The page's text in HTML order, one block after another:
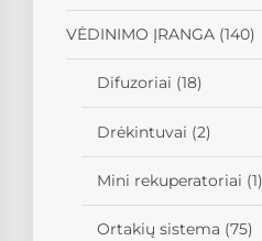
VĖDINIMO ĮRANGA (140)
Difuzoriai (18)
Drėkintuvai (2)
Mini rekuperatoriai (1)
Ortakių sistema (75)